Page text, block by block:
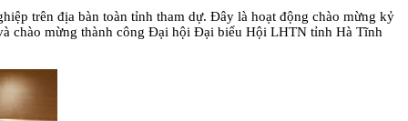
trên địa bàn toàn tỉnh tham dự. Đây là hoạt động chào mừng kỷ
chào mừng thành công Đại hội Đại biểu Hội LHTN tỉnh Hà Tĩnh